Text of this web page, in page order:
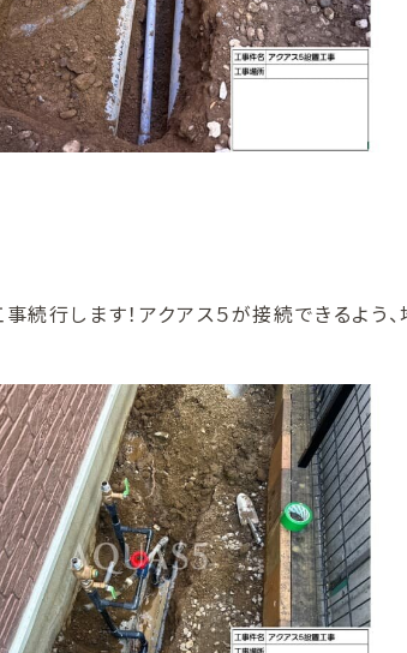
続行します！アクアス５が接続できるよう